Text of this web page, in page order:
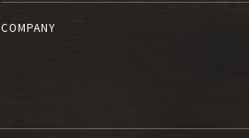
COMPANY